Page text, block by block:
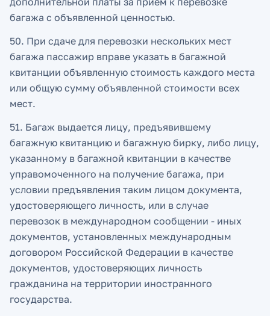
багажа с объявленной ценностью.
50. При сдаче для перевозки нескольких мест
багажа пассажир вправе указать в багажной
квитанции объявленную стоимость каждого места
или общую сумму объявленной стоимости всех
мест.
51. Багаж выдается лицу, предъявившему
багажную квитанцию и багажную бирку, либо лицу,
указанному в багажной квитанции в качестве
управомоченного на получение багажа, при
условии предъявления таким лицом документа,
удостоверяющего личность, или в случае
перевозок в международном сообщении - иных
документов, установленных международным
договором Российской Федерации в качестве
документов, удостоверяющих личность
гражданина на территории иностранного
государства.